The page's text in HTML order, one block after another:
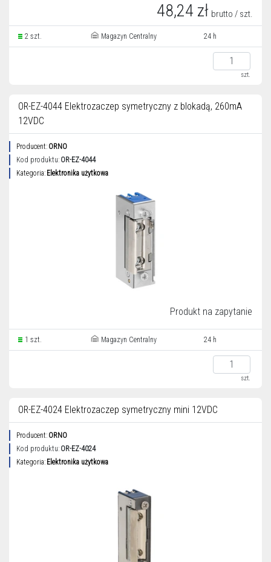
48,24 zł brutto / szt.
2 szt. Magazyn Centralny 24 h
szt.
OR-EZ-4044 Elektrozaczep symetryczny z blokadą, 260mA
12VDC
Producent: ORNO
Kod produktu: OR-EZ-4044
Kategoria: Elektronika użytkowa
Produkt na zapytanie
1 szt. Magazyn Centralny 24 h
szt.
OR-EZ-4024 Elektrozaczep symetryczny mini 12VDC
Producent: ORNO
Kod produktu: OR-EZ-4024
Kategoria: Elektronika użytkowa